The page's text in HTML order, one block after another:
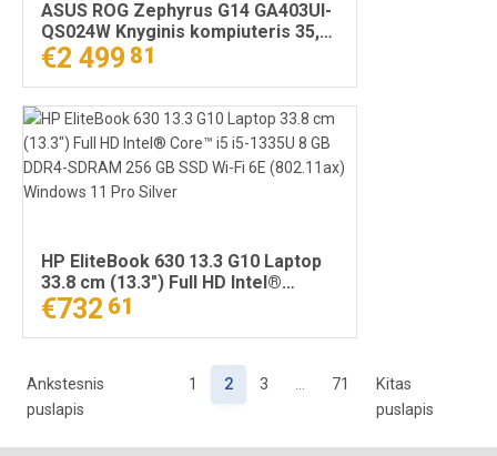
ASUS ROG Zephyrus G14 GA403UI-
QS024W Knyginis kompiuteris 35,6
cm (14") 3K AMD Ryzen™ 9 8945HS
32 GB LPDDR5x-SDRAM 1 TB SSD
NVIDIA GeForce RTX 4070 Wi-Fi 6E
(802.11ax) Windows 11 Home Pilka
€2 499 81
HP EliteBook 630 13.3 G10 Laptop
33.8 cm (13.3") Full HD Intel®
Core™ i5 i5-1335U 8 GB DDR4-
SDRAM 256 GB SSD Wi-Fi 6E
(802.11ax) Windows 11 Pro Silver
€732 61
Ankstesnis
puslapis
1 2 3 … 71
Kitas
puslapis